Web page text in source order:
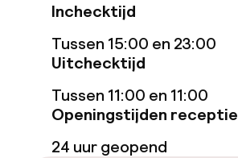
Diner à la carte
Dieetopties
Vegetarische opties
Inchecktijd
Tussen 15:00 en 23:00
Uitchecktijd
Tussen 11:00 en 11:00
Openingstijden receptie
24 uur geopend